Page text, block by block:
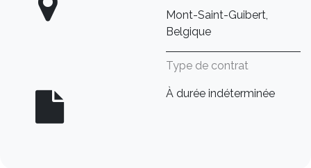
Mont-Saint-Guibert,
Belgique
Type de contrat
À durée indéterminée